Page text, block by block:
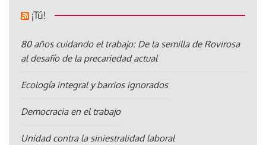
¡Tú!
80 años cuidando el trabajo: De la semilla de Rovirosa
al desafío de la precariedad actual
Ecología integral y barrios ignorados
Democracia en el trabajo
Unidad contra la siniestralidad laboral